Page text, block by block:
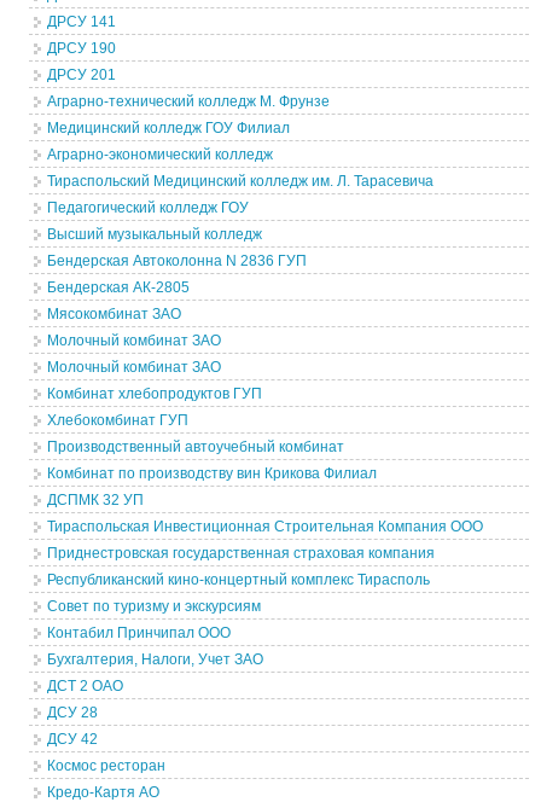
ДРСУ 141
ДРСУ 190
ДРСУ 201
Аграрно-технический колледж М. Фрунзе
Медицинский колледж ГОУ Филиал
Аграрно-экономический колледж
Тираспольский Медицинский колледж им. Л. Тарасевича
Педагогический колледж ГОУ
Высший музыкальный колледж
Бендерская Автоколонна N 2836 ГУП
Бендерская АК-2805
Мясокомбинат ЗАО
Молочный комбинат ЗАО
Молочный комбинат ЗАО
Комбинат хлебопродуктов ГУП
Хлебокомбинат ГУП
Производственный автоучебный комбинат
Комбинат по производству вин Крикова Филиал
ДСПМК 32 УП
Тираспольская Инвестиционная Строительная Компания ООО
Приднестровская государственная страховая компания
Республиканский кино-концертный комплекс Тирасполь
Совет по туризму и экскурсиям
Контабил Принчипал ООО
Бухгалтерия, Налоги, Учет ЗАО
ДСТ 2 ОАО
ДСУ 28
ДСУ 42
Космос ресторан
Кредо-Картя АО